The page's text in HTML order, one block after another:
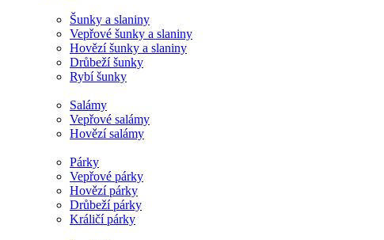
Šunky a slaniny
Vepřové šunky a slaniny
Hovězí šunky a slaniny
Drůbeží šunky
Rybí šunky
Salámy
Vepřové salámy
Hovězí salámy
Párky
Vepřové párky
Hovězí párky
Drůbeží párky
Králičí párky